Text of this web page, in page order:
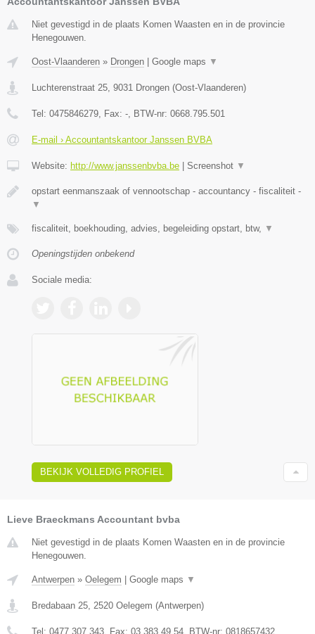
Niet gevestigd in de plaats Komen Waasten en in de provincie
Henegouwen.
Oost-Vlaanderen » Drongen Google maps ▼
Luchterenstraat 25 9031 Drongen (Oost-Vlaanderen)
Tel: 0475846279 , Fax: - , BTW-nr: 0668.795.501
E-mail › Accountantskantoor Janssen BVBA
Website: http://www.janssenbvba.be Screenshot ▼
opstart eenmanszaak of vennootschap - accountancy - fiscaliteit -
▼
fiscaliteit, boekhouding, advies, begeleiding opstart, btw, ▼
Openingstijden onbekend
Sociale media:
BEKIJK VOLLEDIG PROFIEL
Lieve Braeckmans Accountant bvba
Niet gevestigd in de plaats Komen Waasten en in de provincie
Henegouwen.
Antwerpen » Oelegem | Google maps ▼
Bredabaan 25 2520 Oelegem (Antwerpen)
Tel: 0477 307 343 , Fax: 03 383 49 54 , BTW-nr: 0818657432